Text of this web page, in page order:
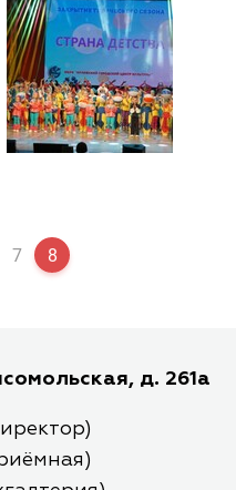
7 8
д. 261а